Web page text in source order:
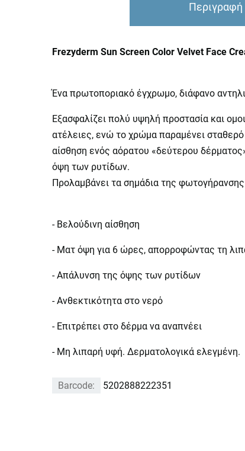
Περιγραφή
Frezyderm Sun Screen Color Velvet Face
Ένα πρωτοποριακό έγχρωμο, διάφανο
Εξασφαλίζει πολύ υψηλή προστασία και
ατέλειες, ενώ το χρώμα παραμένει
αίσθηση ενός αόρατου «δεύτερου
όψη των ρυτίδων.
Προλαμβάνει τα σημάδια της
- Βελούδινη αίσθηση
- Ματ όψη για 6 ώρες, απορροφώντας τη
- Απάλυνση της όψης των ρυτίδων
- Ανθεκτικότητα στο νερό
- Επιτρέπει στο δέρμα να αναπνέει
- Μη λιπαρή υφή. Δερματολογικά ελεγμένη.
Barcode: 5202888222351